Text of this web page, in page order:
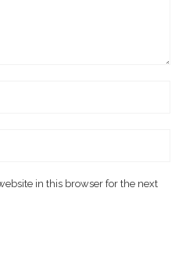
in this browser for the next